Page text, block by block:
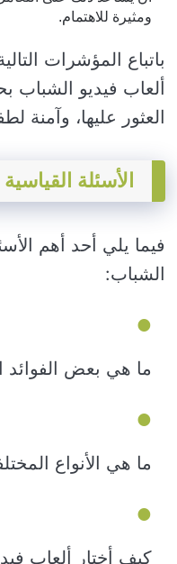
ومثيرة للاهتمام.
باتباع المؤشرات
ألعاب فيديو
العثور عليها، وآمنة
الأسئلة القياسية
فيما يلي أحد أهم
الشباب:
ما هي بعض الفوائد
ما هي الأنواع
كيف أختار ألعاب